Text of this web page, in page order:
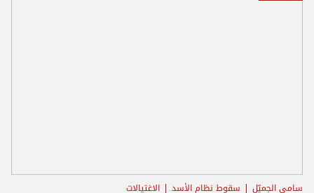
سامي الجميّل سقوط نظام الأسد الاغتيالات